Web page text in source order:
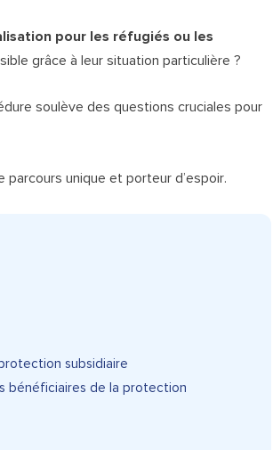
pour les réfugiés ou les
grâce à leur situation particulière ?
soulève des questions cruciales pour
unique et porteur d’espoir.
subsidiaire
bénéficiaires de la protection